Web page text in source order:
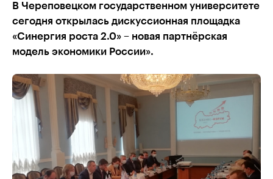
В Череповецком государственном университете
сегодня открылась дискуссионная площадка
«Синергия роста 2.0» – новая партнёрская
модель экономики России».